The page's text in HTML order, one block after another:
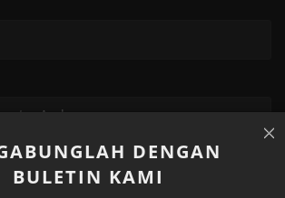
DENGAN
BULETIN KAMI